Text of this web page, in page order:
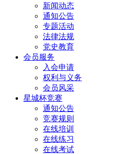
新闻动态
通知公告
专题活动
法律法规
党史教育
会员服务
入会申请
权利与义务
会员风采
星城杯竞赛
通知公告
竞赛规则
在线培训
在线练习
在线考试